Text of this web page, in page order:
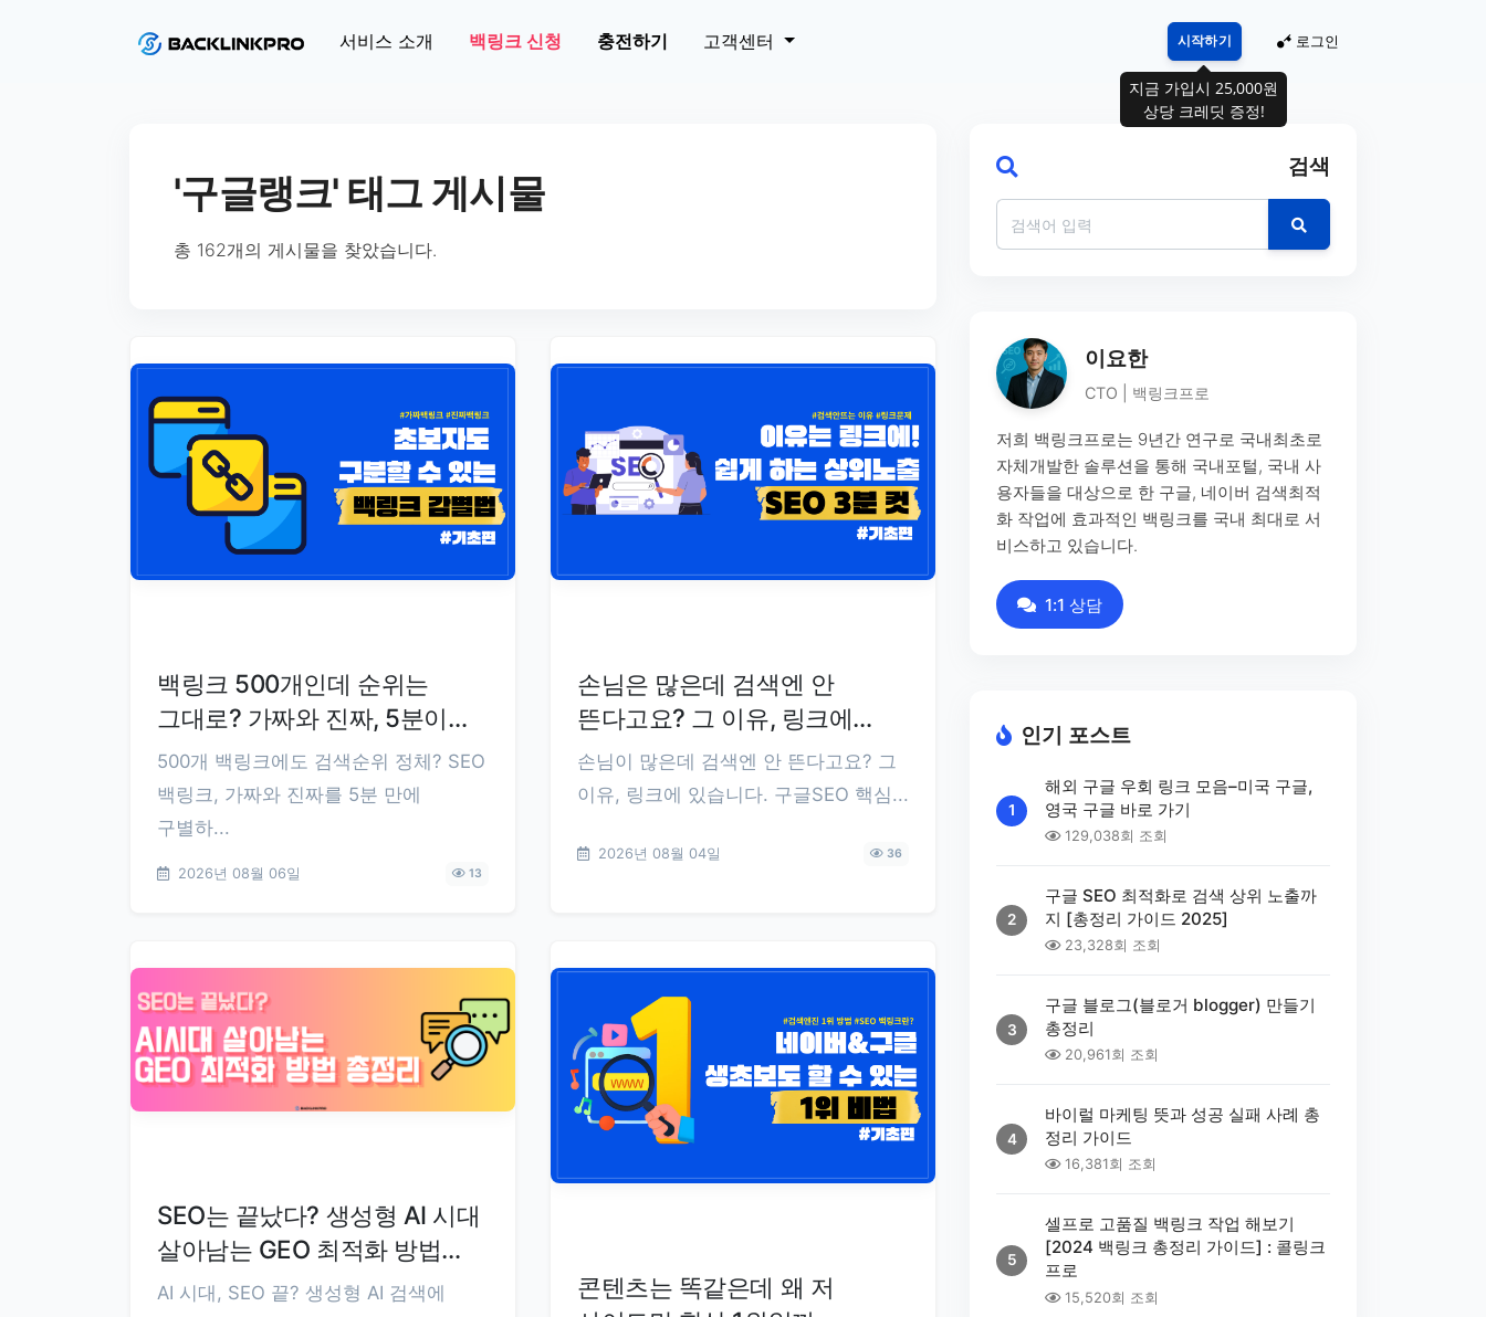
서비스 소개 백링크 신청 충전하기 고객센터 시작하기 로그인
'구글랭크' 태그 게시물
총 162개의 게시물을 찾았습니다.
백링크 500개인데 순위는
그대로? 가짜와 진짜, 5분이면
구분됩니다
500개 백링크에도 검색순위 정체? SEO
백링크, 가짜와 진짜를 5분 만에
구별하...
2026년 08월 06일 13
손님은 많은데 검색엔 안
뜬다고요? 그 이유, 링크에
있습니다
손님이 많은데 검색엔 안 뜬다고요? 그
이유, 링크에 있습니다. 구글SEO 핵심...
2026년 08월 04일 36
SEO는 끝났다? 생성형 AI 시대
살아남는 GEO 최적화 방법
총정리
AI 시대, SEO 끝? 생성형 AI 검색에
콘텐츠는 똑같은데 왜 저
검색
이요한
CTO | 백링크프로
저희 백링크프로는 9년간 연구로 국내최초로
자체개발한 솔루션을 통해 국내포털, 국내 사
용자들을 대상으로 한 구글, 네이버 검색최적
화 작업에 효과적인 백링크를 국내 최대로 서
비스하고 있습니다.
1:1 상담
인기 포스트
1
해외 구글 우회 링크 모음–미국 구글,
영국 구글 바로 가기
129,038회 조회
2
구글 SEO 최적화로 검색 상위 노출까
지 [총정리 가이드 2025]
23,328회 조회
3
구글 블로그(블로거 blogger) 만들기
총정리
20,961회 조회
4
바이럴 마케팅 뜻과 성공 실패 사례 총
정리 가이드
16,381회 조회
5
셀프로 고품질 백링크 작업 해보기
[2024 백링크 총정리 가이드] : 콜링크
프로
15,520회 조회
지금 가입시 25,000원
상당 크레딧 증정!